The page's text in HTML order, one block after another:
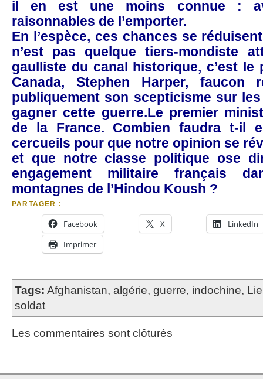
il en est une moins connue :
raisonnables de l’emporter.
En l’espèce, ces chances se
n’est pas quelque tiers-mondiste
gaulliste du canal historique, c’est le
Canada, Stephen Harper, faucon
publiquement son scepticisme sur
gagner cette guerre.Le premier
de la France. Combien faudra t-il
cercueils pour que notre opinion se
et que notre classe politique ose
engagement militaire français
montagnes de l’Hindou Koush ?
PARTAGER :
Facebook X
LinkedIn
Imprimer
Tags: Afghanistan, algérie, guerre, indochine,
soldat
Les commentaires sont clôturés